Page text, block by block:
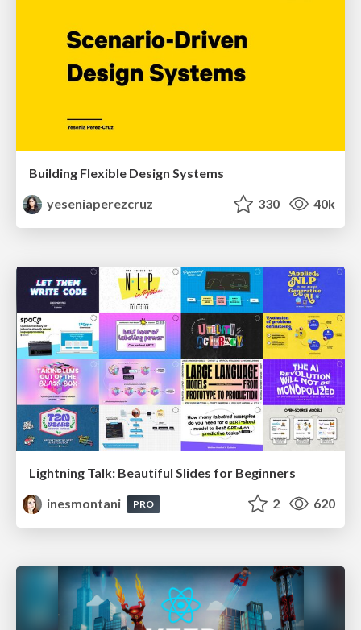
Building Flexible Design Systems
yeseniaperezcruz
330 40k
Lightning Talk: Beautiful Slides for Beginners
inesmontani
PRO 2 620